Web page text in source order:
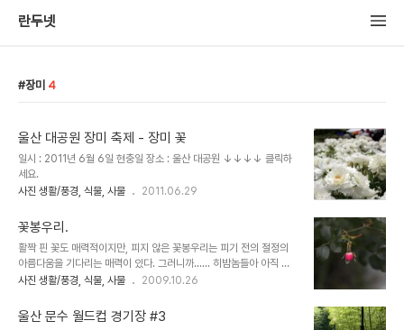
란두넷
장미 4
울산 대공원 장미 축제 - 장미 꽃
일시 : 2011년 6월 6일 현충일 장소 : 울산 대공원 ↓↓↓↓ 클릭하
세요.
사진 생활/풍경, 식물, 사물
2011.06.29
꽃봉우리.
활짝 핀 꽃도 매력적이지만, 피지 않은 꽃봉우리는 피기 전의 절정의
아름다움을 기다리는 매력이 있다. 그러니까...... 히밤놈들아 아직 피
지도 못한 어린 아이들 꺾지마라! 다 잘라버려야 돼
사진 생활/풍경, 식물, 사물 2009.10.26
울산 문수 월드컵 경기장 #3